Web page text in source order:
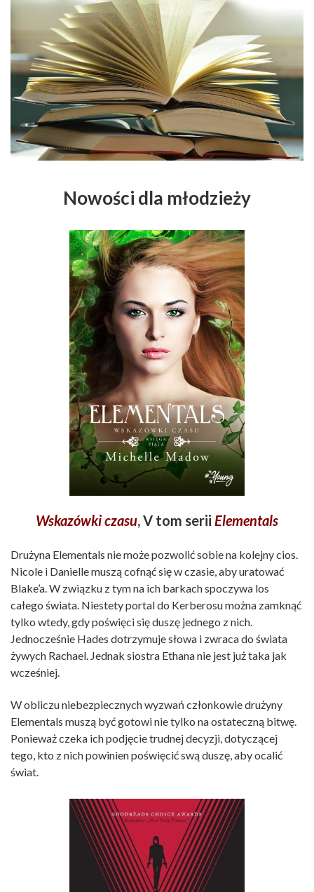
Nowości dla młodzieży
Wskazówki czasu, V tom serii Elementals
Drużyna Elementals nie może pozwolić sobie na kolejny cios.
Nicole i Danielle muszą cofnąć się w czasie, aby uratować
Blake’a. W związku z tym na ich barkach spoczywa los
całego świata. Niestety portal do Kerberosu można zamknąć
tylko wtedy, gdy poświęci się duszę jednego z nich.
Jednocześnie Hades dotrzymuje słowa i zwraca do świata
żywych Rachael. Jednak siostra Ethana nie jest już taka jak
wcześniej.
W obliczu niebezpiecznych wyzwań członkowie drużyny
Elementals muszą być gotowi nie tylko na ostateczną bitwę.
Ponieważ czeka ich podjęcie trudnej decyzji, dotyczącej
tego, kto z nich powinien poświęcić swą duszę, aby ocalić
świat.